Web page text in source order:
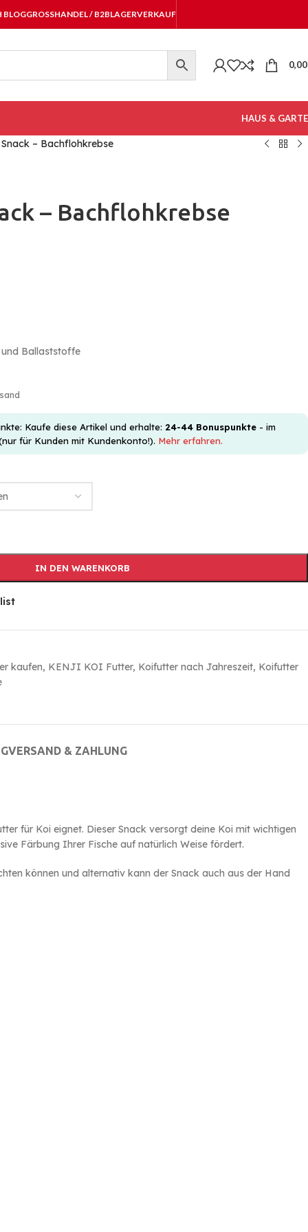
BLOGGROSSHANDEL / B2B LAGERVERKAUF
HAUS &
– Bachflohkrebse
– Bachflohkrebse
Ballaststoffe
Kaufe diese Artikel und erhalte: 24-44 Bonuspunkte - im
für Kunden mit Kundenkonto!). Mehr erfahren.
IN DEN WARENKORB
kaufen, KENJI KOI Futter, Koifutter nach Jahreszeit, Koifutter
VERSAND & ZAHLUNG
für Koi eignet. Dieser Snack versorgt deine Koi mit wichtigen
Färbung Ihrer Fische auf natürlich Weise fördert.
können und alternativ kann der Snack auch aus der Hand